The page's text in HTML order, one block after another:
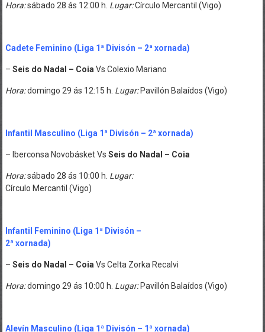
Hora:sábado 28 ás 12:00 h. Lugar:Círculo Mercantil (Vigo)
Cadete Feminino (Liga1ª Divisón – 2ª xornada)
– Seis do Nadal – CoiaVs Colexio Mariano
Hora:domingo 29 ás 12:15 h. Lugar: Pavillón Balaídos (Vigo)
Infantil Masculino (Liga1ª Divisón – 2ª xornada)
– Iberconsa Novobásket Vs Seis do Nadal – Coia
Hora:sábado 28 ás 10:00 h. Lugar:
Círculo Mercantil (Vigo)
Infantil Feminino (Liga1ª Divisón –
2ª xornada)
– Seis do Nadal – CoiaVs Celta Zorka Recalvi
Hora:domingo 29 ás 10:00 h. Lugar: Pavillón Balaídos (Vigo)
Alevín Masculino (Liga1ª Divisón – 1ª xornada)